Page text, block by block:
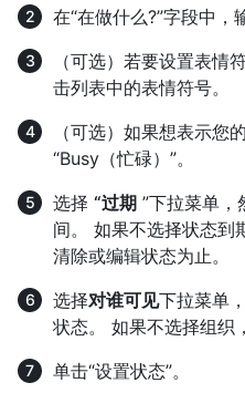
在“在做什么?”字段中，
（可选）若要设置表情
击列表中的表情符号。
（可选）如果想表示您
“Busy（忙碌）”。
选择 “过期 ”下拉菜单
间。 如果不选择状态到
清除或编辑状态为止。
选择对谁可见下拉菜单
状态。 如果不选择组织
单击“设置状态”。